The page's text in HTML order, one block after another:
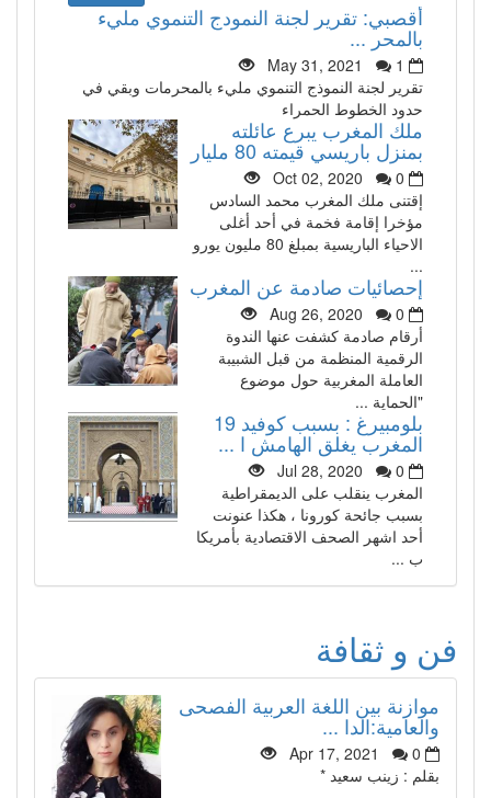
أقصبي: تقرير لجنة النمودج التنموي مليء
بالمحر ...
May 31, 2021
1
تقرير لجنة النموذج التنموي مليء بالمحرمات وبقي في
حدود الخطوط الحمراء
ملك المغرب يبرع عائلته
بمنزل باريسي قيمته 80 مليار
Oct 02, 2020
0
إقتنى ملك المغرب محمد السادس
مؤخرا إقامة فخمة في أحد أغلى
الاحياء الباريسية بمبلغ 80 مليون يورو
...
إحصائيات صادمة عن المغرب
Aug 26, 2020
0
أرقام صادمة كشفت عنها الندوة
الرقمية المنظمة من قبل الشبيبة
العاملة المغربية حول موضوع
"الحماية ...
بلومبيرغ : بسبب كوفيد 19
المغرب يغلق الهامش ا ...
Jul 28, 2020
0
المغرب ينقلب على الديمقراطية
بسبب جائحة كورونا ، هكذا عنونت
أحد اشهر الصحف الاقتصادية بأمريكا
ب ...
فن و ثقافة
موازنة بين اللغة العربية الفصحى
والعامية:الدا ...
Apr 17, 2021
0
بقلم : زينب سعيد *